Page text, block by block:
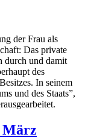
der Frau als
Das private
durch und damit
des
In seinem
und des Staats”,
März